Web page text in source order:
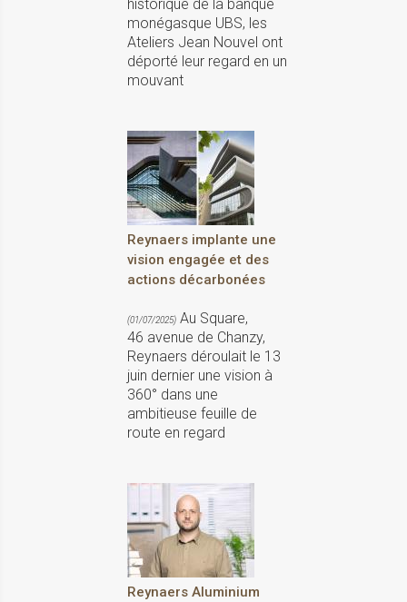
historique de la banque
monégasque UBS, les
Ateliers Jean Nouvel ont
déporté leur regard en un
mouvant
Reynaers implante une
vision engagée et des
actions décarbonées
(01/07/2025) Au Square,
46 avenue de Chanzy,
Reynaers déroulait le 13
juin dernier une vision à
360° dans une
ambitieuse feuille de
route en regard
Reynaers Aluminium